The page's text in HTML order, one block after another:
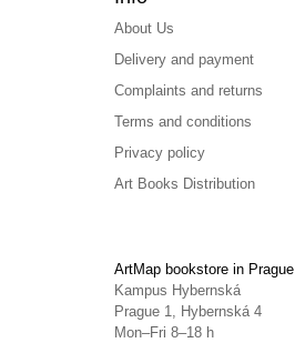
About Us
Delivery and payment
Complaints and returns
Terms and conditions
Privacy policy
Art Books Distribution
ArtMap bookstore in Prague
Kampus Hybernská
Prague 1, Hybernská 4
Mon–Fri 8–18 h